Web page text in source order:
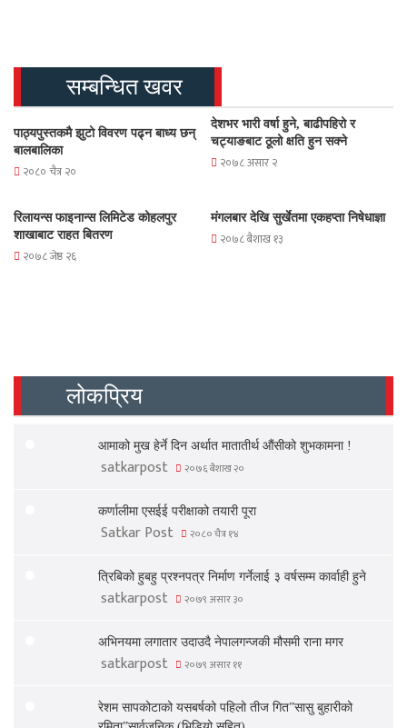
सम्बन्धित खवर
पाठ्यपुस्तकमै झुटो विवरण पढ्न बाध्य छन्
बालबालिका
२०८० चैत्र २०
देशभर भारी वर्षा हुने, बाढीपहिरो र
चट्याङबाट ठूलो क्षति हुन सक्ने
२०७८ असार २
रिलायन्स फाइनान्स लिमिटेड कोहलपुर
शाखाबाट राहत बितरण
२०७८ जेष्ठ २६
मंगलबार देखि सुर्खेतमा एकहप्ता निषेधाज्ञा
२०७८ बैशाख १३
लोकप्रिय
आमाको मुख हेर्ने दिन अर्थात मातातीर्थ औंसीको शुभकामना !
satkarpost २०७६ बैशाख २०
कर्णालीमा एसईई परीक्षाको तयारी पूरा
Satkar Post २०८० चैत्र १४
त्रिबिको हुबहु प्रश्नपत्र निर्माण गर्नेलाई ३ वर्षसम्म कार्वाही हुने
satkarpost २०७९ असार ३०
अभिनयमा लगातार उदाउदै नेपालगन्जकी मौसमी राना मगर
satkarpost २०७९ असार ११
रेशम सापकोटाको यसबर्षको पहिलो तीज गित”सासु बुहारीको